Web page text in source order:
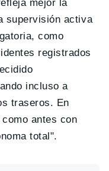
mejor la
supervisión activa
como
registrados
incluso a
traseros. En
antes con
total".